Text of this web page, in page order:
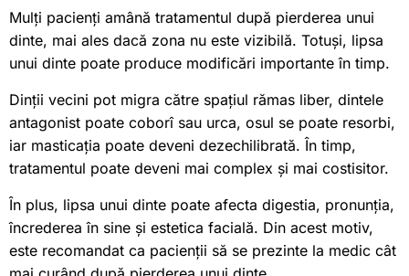
Mulți pacienți amână tratamentul după pierderea unui
dinte, mai ales dacă zona nu este vizibilă. Totuși, lipsa
unui dinte poate produce modificări importante în timp.
Dinții vecini pot migra către spațiul rămas liber, dintele
antagonist poate coborî sau urca, osul se poate resorbi,
iar masticația poate deveni dezechilibrată. În timp,
tratamentul poate deveni mai complex și mai costisitor.
În plus, lipsa unui dinte poate afecta digestia, pronunția,
încrederea în sine și estetica facială. Din acest motiv,
este recomandat ca pacienții să se prezinte la medic cât